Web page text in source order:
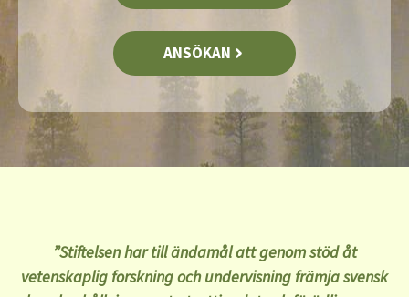
ANSÖKAN
”Stiftelsen har till ändamål att genom stöd åt
vetenskaplig forskning och undervisning främja svensk